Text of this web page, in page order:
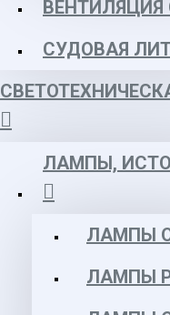
ВЕНТИЛЯЦИЯ
СУДОВАЯ
ЛАМПЫ,
ЛАМПЫ
ЛАМПЫ